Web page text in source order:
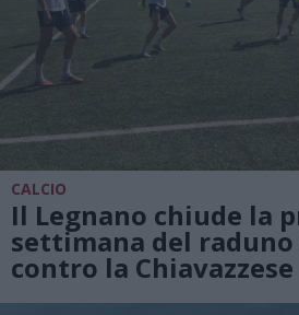
CALCIO
Il Legnano chiude la
settimana del
contro la Chiavazzese